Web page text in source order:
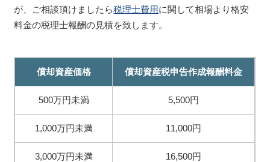
が、ご相談頂けましたら税理士費用に関して相場より格安
料金の税理士報酬の見積を致します。
償却資産価格 償却資産税申告作成報酬料金
500万円未満 5,500円
1,000万円未満 11,000円
3,000万円未満 16,500円